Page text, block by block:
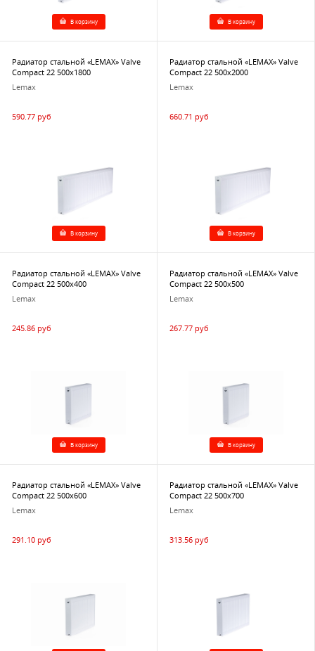
В корзину В корзину
Радиатор стальной «LEMAX» Valve
Compact 22 500х1800
Lemax
590.77 руб
В корзину
Радиатор стальной «LEMAX» Valve
Compact 22 500х2000
Lemax
660.71 руб
В корзину
Радиатор стальной «LEMAX» Valve
Compact 22 500х400
Lemax
245.86 руб
В корзину
Радиатор стальной «LEMAX» Valve
Compact 22 500х500
Lemax
267.77 руб
В корзину
Радиатор стальной «LEMAX» Valve
Compact 22 500х600
Lemax
291.10 руб
Радиатор стальной «LEMAX» Valve
Compact 22 500х700
Lemax
313.56 руб